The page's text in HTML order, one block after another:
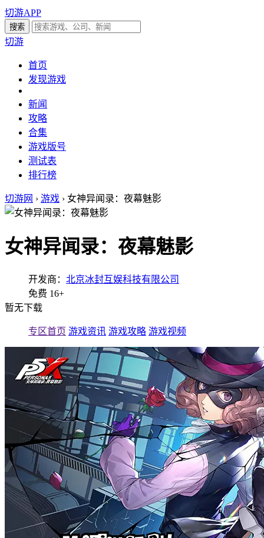
切游APP
切游
首页
发现游戏
新闻
攻略
合集
游戏版号
测试表
排行榜
切游网 › 游戏 › 女神异闻录：夜幕魅影
女神异闻录：夜幕魅影
开发商： 北京冰封互娱科技有限公司
免费 16+
暂无下载
专区首页 游戏资讯 游戏攻略 游戏视频